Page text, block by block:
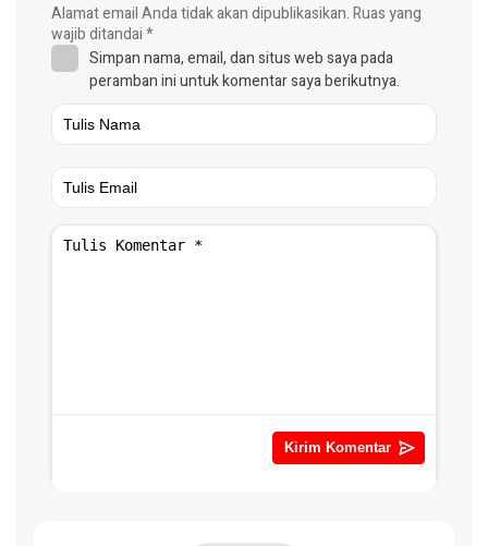
Alamat email Anda tidak akan dipublikasikan.Ruas yang
wajib ditandai*
Simpan nama, email, dan situs web saya pada
peramban ini untuk komentar saya berikutnya.